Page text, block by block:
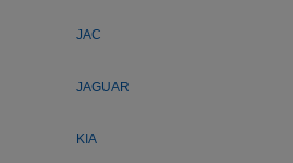
JAC
JAGUAR
KIA